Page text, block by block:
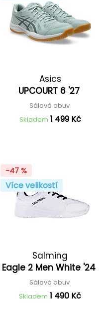
Asics
UPCOURT 6 '27
Sálová obuv
Skladem 1 499 Kč
-47 %
Více velikostí
Salming
Eagle 2 Men White '24
Sálová obuv
Skladem 1 490 Kč